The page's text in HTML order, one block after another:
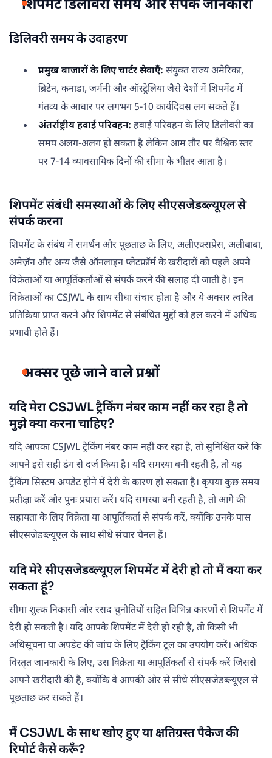
शिपमेंट डिलीवरी समय और संपर्क जानकारी
डिलिवरी समय के उदाहरण
प्रमुख बाजारों के लिए चार्टर सेवाएँ: संयुक्त राज्य अमेरिका,
ब्रिटेन, कनाडा, जर्मनी और ऑस्ट्रेलिया जैसे देशों में शिपमेंट में
गंतव्य के आधार पर लगभग 5-10 कार्यदिवस लग सकते हैं।
अंतर्राष्ट्रीय हवाई परिवहन: हवाई परिवहन के लिए डिलीवरी का
समय अलग-अलग हो सकता है लेकिन आम तौर पर वैश्विक स्तर
पर 7-14 व्यावसायिक दिनों की सीमा के भीतर आता है।
शिपमेंट संबंधी समस्याओं के लिए सीएसजेडब्ल्यूएल से
संपर्क करना
शिपमेंट के संबंध में समर्थन और पूछताछ के लिए, अलीएक्सप्रेस, अलीबाबा,
अमेज़ॅन और अन्य जैसे ऑनलाइन प्लेटफ़ॉर्म के खरीदारों को पहले अपने
विक्रेताओं या आपूर्तिकर्ताओं से संपर्क करने की सलाह दी जाती है। इन
विक्रेताओं का CSJWL के साथ सीधा संचार होता है और ये अक्सर त्वरित
प्रतिक्रिया प्राप्त करने और शिपमेंट से संबंधित मुद्दों को हल करने में अधिक
प्रभावी होते हैं।
अक्सर पूछे जाने वाले प्रश्नों
यदि मेरा CSJWL ट्रैकिंग नंबर काम नहीं कर रहा है तो
मुझे क्या करना चाहिए?
यदि आपका CSJWL ट्रैकिंग नंबर काम नहीं कर रहा है, तो सुनिश्चित करें कि
आपने इसे सही ढंग से दर्ज किया है। यदि समस्या बनी रहती है, तो यह
ट्रैकिंग सिस्टम अपडेट होने में देरी के कारण हो सकता है। कृपया कुछ समय
प्रतीक्षा करें और पुनः प्रयास करें। यदि समस्या बनी रहती है, तो आगे की
सहायता के लिए विक्रेता या आपूर्तिकर्ता से संपर्क करें, क्योंकि उनके पास
सीएसजेडब्ल्यूएल के साथ सीधे संचार चैनल हैं।
यदि मेरे सीएसजेडब्ल्यूएल शिपमेंट में देरी हो तो मैं क्या कर
सकता हूं?
सीमा शुल्क निकासी और रसद चुनौतियों सहित विभिन्न कारणों से शिपमेंट में
देरी हो सकती है। यदि आपके शिपमेंट में देरी हो रही है, तो किसी भी
अधिसूचना या अपडेट की जांच के लिए ट्रैकिंग टूल का उपयोग करें। अधिक
विस्तृत जानकारी के लिए, उस विक्रेता या आपूर्तिकर्ता से संपर्क करें जिससे
आपने खरीदारी की है, क्योंकि वे आपकी ओर से सीधे सीएसजेडब्ल्यूएल से
पूछताछ कर सकते हैं।
मैं CSJWL के साथ खोए हुए या क्षतिग्रस्त पैकेज की
रिपोर्ट कैसे करूँ?